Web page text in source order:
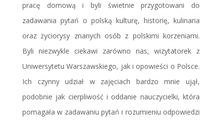
pracę domową i byli świetnie przygotowani do
zadawania pytań o polską kulturę, historię, kulinaria
oraz życiorysy znanych osób z polskimi korzeniami.
Byli niezwykle ciekawi zarówno nas, wizytatorek z
Uniwersytetu Warszawskiego, jak i opowieści o Polsce.
Ich czynny udział w zajęciach bardzo mnie ujął,
podobnie jak cierpliwość i oddanie nauczycielki, która
pomagała w zadawaniu pytań i rozumieniu odpowiedzi